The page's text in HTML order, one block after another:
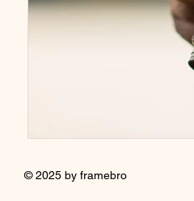
© 2025 by framebro